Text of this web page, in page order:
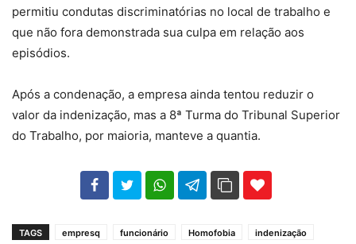
permitiu condutas discriminatórias no local de trabalho e
que não fora demonstrada sua culpa em relação aos
episódios.
Após a condenação, a empresa ainda tentou reduzir o
valor da indenização, mas a 8ª Turma do Tribunal Superior
do Trabalho, por maioria, manteve a quantia.
102 35
TAGS empresq funcionário Homofobia
indenização